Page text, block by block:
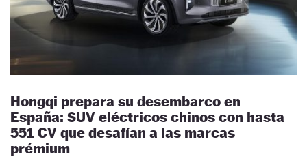
Hongqi prepara su desembarco en
España: SUV eléctricos chinos con hasta
551 CV que desafían a las marcas
prémium